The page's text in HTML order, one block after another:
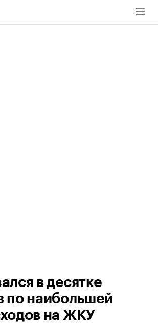
в десятке
по наибольшей
на ЖКУ